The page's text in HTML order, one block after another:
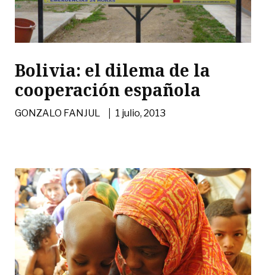
Bolivia: el dilema de la
cooperación española
GONZALO FANJUL | 1 julio, 2013